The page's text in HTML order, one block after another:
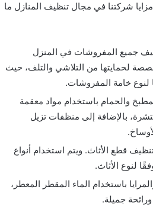
شركتنا في مجال تنظيف المنازل ما
جميع المفروشات في المنزل
لحمايتها من التلاشي والتلف، حيث
لنوع خامة المفروشات.
والحمام باستخدام مواد معقمة
بالإضافة إلى منظفات تزيل
قطع الأثاث. ويتم استخدام أنواع
لنوع الأثاث.
باستخدام الماء المقطر المعطر،
جميلة.